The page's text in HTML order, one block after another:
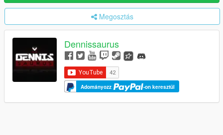
Megosztás
Dennissaurus
Adományozz -on keresztül